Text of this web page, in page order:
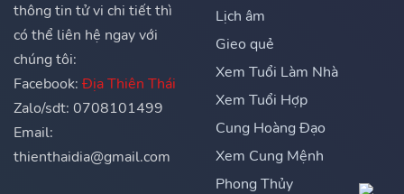
thông tin tử vi chi tiết thì
có thể liên hệ ngay với
chúng tôi:
Facebook: Địa Thiên Thái
Zalo/sdt: 0708101499
Email:
thienthaidia@gmail.com
Lịch âm
Gieo quẻ
Xem Tuổi Làm Nhà
Xem Tuổi Hợp
Cung Hoàng Đạo
Xem Cung Mệnh
Phong Thủy